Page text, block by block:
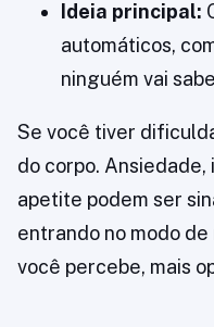
Ideia principal:
automáticos,
ninguém vai
Se você tiver
do corpo.
apetite podem ser
entrando no modo
você percebe, mais